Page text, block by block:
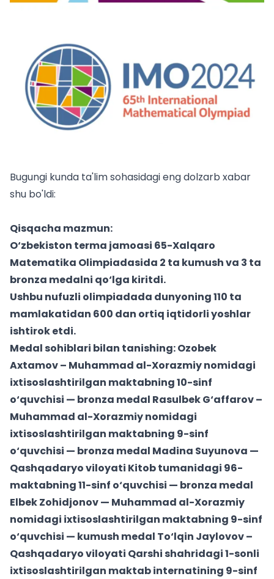
Bugungi kunda ta'lim sohasidagi eng dolzarb xabar
shu bo'ldi:
Qisqacha mazmun:
O‘zbekiston terma jamoasi 65-Xalqaro
Matematika Olimpiadasida 2 ta kumush va 3 ta
bronza medalni qo‘lga kiritdi.
Ushbu nufuzli olimpiadada dunyoning 110 ta
mamlakatidan 600 dan ortiq iqtidorli yoshlar
ishtirok etdi.
Medal sohiblari bilan tanishing: Ozobek
Axtamov – Muhammad al-Xorazmiy nomidagi
ixtisoslashtirilgan maktabning 10-sinf
o‘quvchisi — bronza medal Rasulbek G‘affarov –
Muhammad al-Xorazmiy nomidagi
ixtisoslashtirilgan maktabning 9-sinf
o‘quvchisi — bronza medal Madina Suyunova —
Qashqadaryo viloyati Kitob tumanidagi 96-
maktabning 11-sinf o‘quvchisi — bronza medal
Elbek Zohidjonov — Muhammad al-Xorazmiy
nomidagi ixtisoslashtirilgan maktabning 9-sinf
o‘quvchisi — kumush medal To‘lqin Jaylovov –
Qashqadaryo viloyati Qarshi shahridagi 1-sonli
ixtisoslashtirilgan maktab internatining 9-sinf